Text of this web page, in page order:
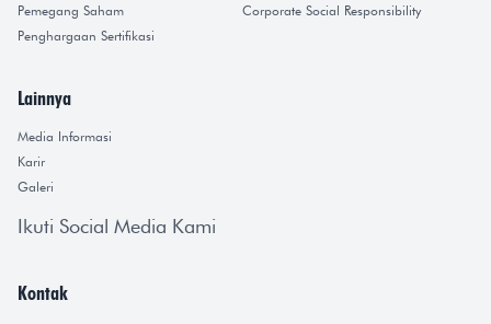
Pemegang Saham
Penghargaan Sertifikasi
Corporate Social Responsibility
Lainnya
Media Informasi
Karir
Galeri
Ikuti Social Media Kami
Kontak